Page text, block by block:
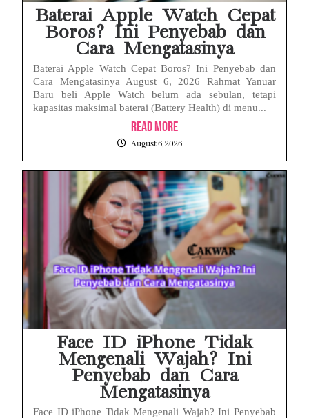
Baterai Apple Watch Cepat
Boros? Ini Penyebab dan
Cara Mengatasinya
Baterai Apple Watch Cepat Boros? Ini Penyebab dan
Cara Mengatasinya August 6, 2026 Rahmat Yanuar
Baru beli Apple Watch belum ada sebulan, tetapi
kapasitas maksimal baterai (Battery Health) di menu...
Read More
August 6, 2026
Face ID iPhone Tidak
Mengenali Wajah? Ini
Penyebab dan Cara
Mengatasinya
Face ID iPhone Tidak Mengenali Wajah? Ini Penyebab